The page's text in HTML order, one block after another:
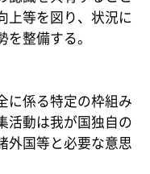
上等を図り、状況に
整備する。
に係る特定の枠組み
活動は我が国独自の
外国等と必要な意思